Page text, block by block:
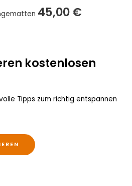
45,00€
kostenlosen
Tipps zum richtig entspannen